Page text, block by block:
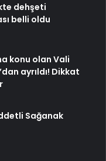
dehşeti
belli oldu
konu olan Vali
ayrıldı! Dikkat
Sağanak